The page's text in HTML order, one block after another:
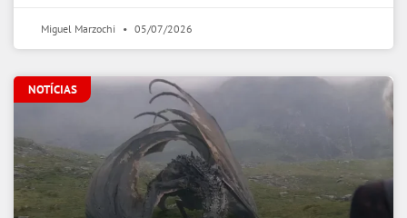
Miguel Marzochi 05/07/2026
NOTÍCIAS